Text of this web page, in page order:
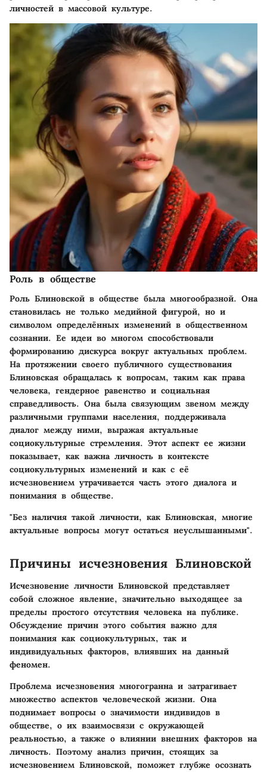
личностей в массовой культуре.
Роль в обществе
Роль Блиновской в обществе была многообразной. Она
становилась не только медийной фигурой, но и
символом определённых изменений в общественном
сознании. Ее идеи во многом способствовали
формированию дискурса вокруг актуальных проблем.
На протяжении своего публичного существования
Блиновская обращалась к вопросам, таким как права
человека, гендерное равенство и социальная
справедливость. Она была связующим звеном между
различными группами населения, поддерживала
диалог между ними, выражая актуальные
социокультурные стремления. Этот аспект ее жизни
показывает, как важна личность в контексте
социокультурных изменений и как с её
исчезновением утрачивается часть этого диалога и
понимания в обществе.
"Без наличия такой личности, как Блиновская, многие
актуальные вопросы могут остаться неуслышанными".
Причины исчезновения Блиновской
Исчезновение личности Блиновской представляет
собой сложное явление, значительно выходящее за
пределы простого отсутствия человека на публике.
Обсуждение причин этого события важно для
понимания как социокультурных, так и
индивидуальных факторов, влиявших на данный
феномен.
Проблема исчезновения многогранна и затрагивает
множество аспектов человеческой жизни. Она
поднимает вопросы о значимости индивидов в
обществе, о их взаимосвязи с окружающей
реальностью, а также о влиянии внешних факторов на
личность. Поэтому анализ причин, стоящих за
исчезновением Блиновской, поможет глубже осознать